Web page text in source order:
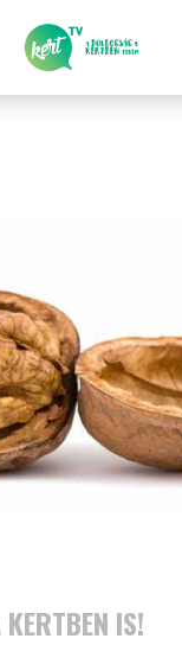
KERTBEN IS!